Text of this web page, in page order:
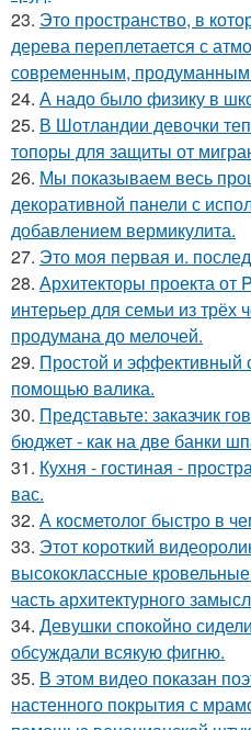
23. Это пространство, в
дерева переплетается с
современным, продуманным
24. А надо было физику в
25. В Шотландии девочки
топоры для защиты от
26. Мы показываем весь
декоративной панели с
добавлением вермикулита.
27. Это моя первая и.
28. Архитекторы проекта от
интерьер для семьи из трёх
продумана до мелочей.
29. Простой и эффективный
помощью валика.
30. Представьте: заказчик
бюджет - как на две банки
31. Кухня - гостиная -
вас.
32. А косметолог быстро в
33. Этот короткий
высококлассные
часть архитектурного
34. Девушки спокойно
обсуждали всякую фигню.
35. В этом видео показан
настенного покрытия с